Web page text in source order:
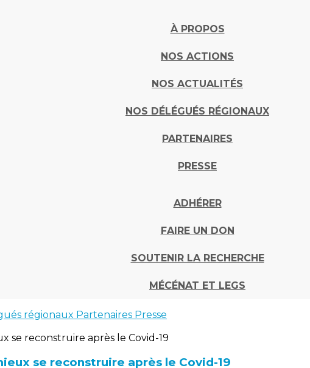
À PROPOS
NOS ACTIONS
NOS ACTUALITÉS
NOS DÉLÉGUÉS RÉGIONAUX
PARTENAIRES
PRESSE
ADHÉRER
FAIRE UN DON
SOUTENIR LA RECHERCHE
MÉCÉNAT ET LEGS
régionaux Partenaires Presse
se reconstruire après le Covid-19